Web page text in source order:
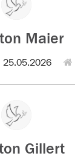
Maier
25.05.2026
Gillert